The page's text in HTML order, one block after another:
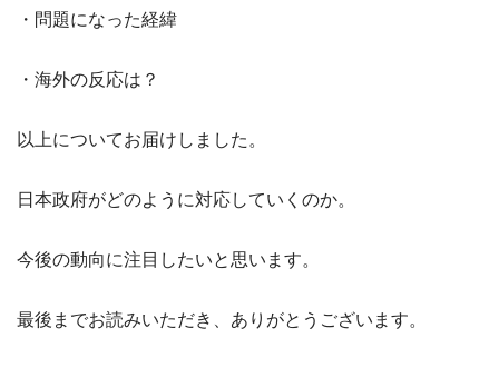
・問題になった経緯
・海外の反応は？
以上についてお届けしました。
日本政府がどのように対応していくのか。
今後の動向に注目したいと思います。
最後までお読みいただき、ありがとうございます。